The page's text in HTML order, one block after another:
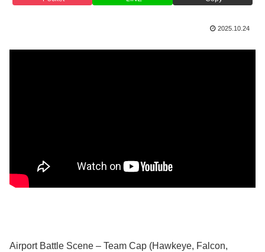
2025.10.24
Airport Battle Scene – Team Cap (Hawkeye, Falcon,